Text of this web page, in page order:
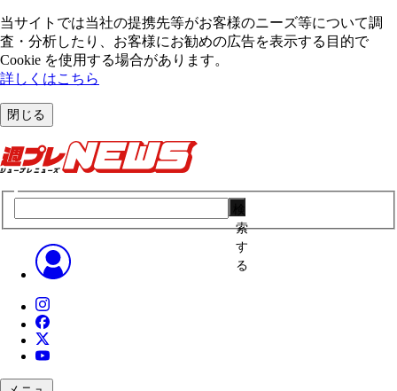
当サイトでは当社の提携先等がお客様のニーズ等について調
査・分析したり、お客様にお勧めの広告を表⽰する⽬的で
Cookie を使⽤する場合があります。
詳しくはこちら
閉じる
索
す
る